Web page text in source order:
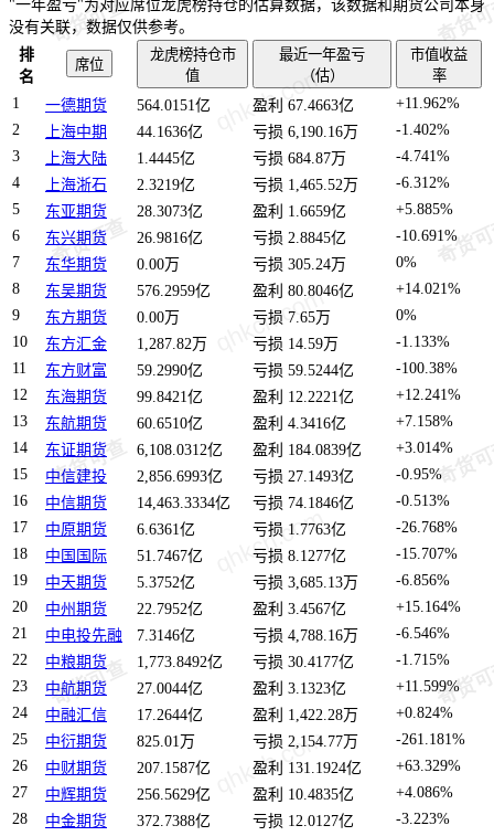
"一年盈亏"为对应席位龙虎榜持仓的估算数据，该数据和期货公司本身
没有关联，数据仅供参考。
排
名
席位
龙虎榜持仓市
值
最近一年盈亏
（估）
市值收益
率
1
一德期货 564.0151亿 盈利 67.4663亿
+11.962%
2
上海中期 44.1636亿 亏损 6,190.16万
-1.402%
3
上海大陆 1.4445亿 亏损 684.87万
-4.741%
4
上海浙石 2.3219亿 亏损 1,465.52万
-6.312%
5
东亚期货 28.3073亿 盈利 1.6659亿
+5.885%
6
东兴期货 26.9816亿 亏损 2.8845亿
-10.691%
7
东华期货 0.00万 亏损 305.24万
0%
8
东吴期货 576.2959亿 盈利 80.8046亿
+14.021%
9
东方期货 0.00万 亏损 7.65万
0%
10
东方汇金 1,287.82万 亏损 14.59万
-1.133%
11
东方财富 59.2990亿 亏损 59.5244亿
-100.38%
12
东海期货 99.8421亿 盈利 12.2221亿
+12.241%
13
东航期货 60.6510亿 盈利 4.3416亿
+7.158%
14
东证期货 6,108.0312亿 盈利 184.0839亿
+3.014%
15
中信建投 2,856.6993亿 亏损 27.1493亿
-0.95%
16
中信期货 14,463.3334亿 亏损 74.1846亿
-0.513%
17
中原期货 6.6361亿 亏损 1.7763亿
-26.768%
18
中国国际 51.7467亿 亏损 8.1277亿
-15.707%
19
中天期货 5.3752亿 亏损 3,685.13万
-6.856%
20
中州期货 22.7952亿 盈利 3.4567亿
+15.164%
21
中电投先融 7.3146亿 亏损 4,788.16万
-6.546%
22
中粮期货 1,773.8492亿 亏损 30.4177亿
-1.715%
23
中航期货 27.0044亿 盈利 3.1323亿
+11.599%
24
中融汇信 17.2644亿 盈利 1,422.28万
+0.824%
25
中衍期货 825.01万 亏损 2,154.77万
-261.181%
26
中财期货 207.1587亿 盈利 131.1924亿
+63.329%
27
中辉期货 256.5629亿 盈利 10.4835亿
+4.086%
28
中金期货 372.7388亿 亏损 12.0127亿
-3.223%